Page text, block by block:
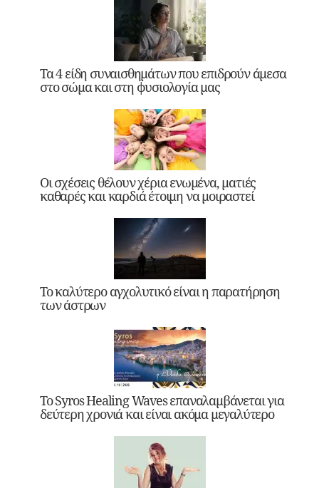
Τα 4 είδη συναισθημάτων που επιδρούν άμεσα
στο σώμα και στη φυσιολογία μας
Οι σχέσεις θέλουν χέρια ενωμένα, ματιές
καθαρές και καρδιά έτοιμη να μοιραστεί
Το καλύτερο αγχολυτικό είναι η παρατήρηση
των άστρων
Το Syros Healing Waves επαναλαμβάνεται για
δεύτερη χρονιά και είναι ακόμα μεγαλύτερο